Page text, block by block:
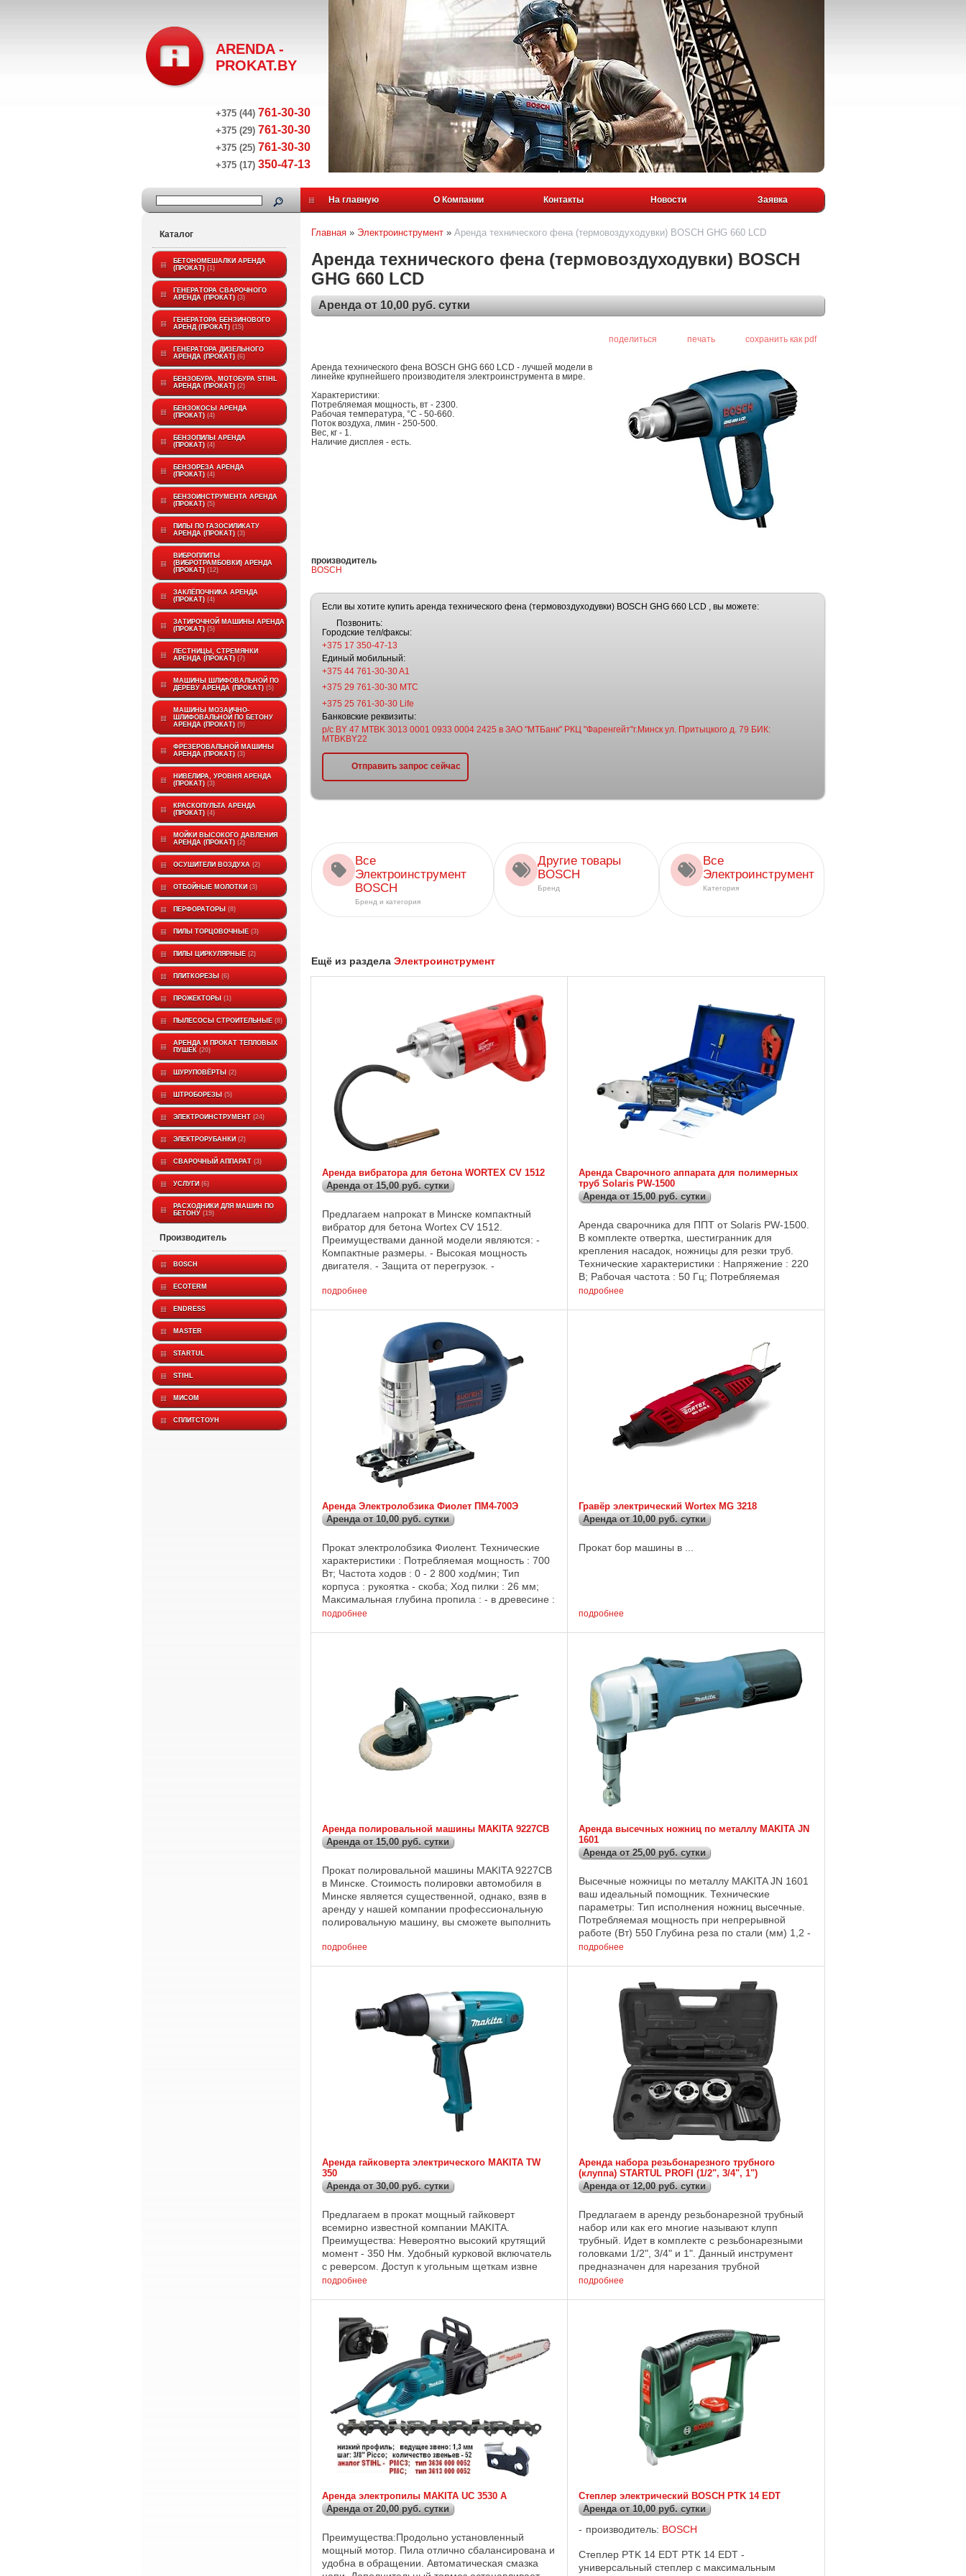
ARENDA -
PROKAT.BY
+375 (44) 761-30-30
+375 (29) 761-30-30
+375 (25) 761-30-30
+375 (17) 350-47-13
На главную О Компании Контакты Новости Заявка
Каталог
БЕТОНОМЕШАЛКИ АРЕНДА
(ПРОКАТ) 1
ГЕНЕРАТОРА СВАРОЧНОГО
АРЕНДА (ПРОКАТ) 3
ГЕНЕРАТОРА БЕНЗИНОВОГО
АРЕНД (ПРОКАТ) 15
ГЕНЕРАТОРА ДИЗЕЛЬНОГО
АРЕНДА (ПРОКАТ) 6
БЕНЗОБУРА, МОТОБУРА STIHL
АРЕНДА (ПРОКАТ) 2
БЕНЗОКОСЫ АРЕНДА
(ПРОКАТ) 4
БЕНЗОПИЛЫ АРЕНДА
(ПРОКАТ) 4
БЕНЗОРЕЗА АРЕНДА
(ПРОКАТ) 4
БЕНЗОИНСТРУМЕНТА АРЕНДА
(ПРОКАТ) 5
ПИЛЫ ПО ГАЗОСИЛИКАТУ
АРЕНДА (ПРОКАТ) 3
ВИБРОПЛИТЫ
(ВИБРОТРАМБОВКИ) АРЕНДА
(ПРОКАТ) 12
ЗАКЛЁПОЧНИКА АРЕНДА
(ПРОКАТ) 4
ЗАТИРОЧНОЙ МАШИНЫ АРЕНДА
(ПРОКАТ) 5
ЛЕСТНИЦЫ, СТРЕМЯНКИ
АРЕНДА (ПРОКАТ) 7
МАШИНЫ ШЛИФОВАЛЬНОЙ ПО
ДЕРЕВУ АРЕНДА (ПРОКАТ) 5
МАШИНЫ МОЗАИЧНО-
ШЛИФОВАЛЬНОЙ ПО БЕТОНУ
АРЕНДА (ПРОКАТ) 9
ФРЕЗЕРОВАЛЬНОЙ МАШИНЫ
АРЕНДА (ПРОКАТ) 3
НИВЕЛИРА, УРОВНЯ АРЕНДА
(ПРОКАТ) 3
КРАСКОПУЛЬТА АРЕНДА
(ПРОКАТ) 4
МОЙКИ ВЫСОКОГО ДАВЛЕНИЯ
АРЕНДА (ПРОКАТ) 2
ОСУШИТЕЛИ ВОЗДУХА 2
ОТБОЙНЫЕ МОЛОТКИ 3
ПЕРФОРАТОРЫ 8
ПИЛЫ ТОРЦОВОЧНЫЕ 3
ПИЛЫ ЦИРКУЛЯРНЫЕ 2
ПЛИТКОРЕЗЫ 6
ПРОЖЕКТОРЫ 1
ПЫЛЕСОСЫ СТРОИТЕЛЬНЫЕ 8
АРЕНДА И ПРОКАТ ТЕПЛОВЫХ
ПУШЕК 20
ШУРУПОВЁРТЫ 2
ШТРОБОРЕЗЫ 5
ЭЛЕКТРОИНСТРУМЕНТ 24
ЭЛЕКТРОРУБАНКИ 2
СВАРОЧНЫЙ АППАРАТ 3
УСЛУГИ 6
РАСХОДНИКИ ДЛЯ МАШИН ПО
БЕТОНУ 19
производитель
BOSCH
ECOTERM
ENDRESS
MASTER
STARTUL
STIHL
МИСОМ
СПЛИТСТОУН
Главная » Электроинструмент » Аренда технического фена (термовоздуходувки) BOSCH GHG 660 LCD
Аренда технического фена (термовоздуходувки) BOSCH
GHG 660 LCD
Аренда от 10,00 руб. сутки
поделиться печать сохранить как pdf
Аренда технического фена BOSCH GHG 660 LCD - лучшей модели в
линейке крупнейшего производителя электроинструмента в мире.
Характеристики:
Потребляемая мощность, вт - 2300.
Рабочая температура, °C - 50-660.
Поток воздуха, лмин - 250-500.
Вес, кг - 1.
Наличие дисплея - есть.
производитель
BOSCH
Если вы хотите купить аренда технического фена (термовоздуходувки) BOSCH GHG 660 LCD , вы можете:
Позвонить:
Городские тел/факсы:
+375 17 350-47-13
Единый мобильный:
+375 44 761-30-30 A1
+375 29 761-30-30 МТС
+375 25 761-30-30 Life
Банковские реквизиты:
р/с BY 47 MTBK 3013 0001 0933 0004 2425 в ЗАО "МТБанк" РКЦ "Фаренгейт"г.Минск ул. Притыцкого д. 79 БИК:
MTBKBY22
Отправить запрос сейчас
Все
Электроинструмент
BOSCH
Бренд и категория
Другие товары
BOSCH
Бренд
Все
Электроинструмент
Категория
Ещё из раздела Электроинструмент
Аренда вибратора для бетона WORTEX CV 1512
Аренда от 15,00 руб. сутки
Предлагаем напрокат в Минске компактный
вибратор для бетона Wortex CV 1512.
Преимуществами данной модели являются: -
Компактные размеры. - Высокая мощность
двигателя. - Защита от перегрузок. -
Данная ...
подробнее
Аренда Сварочного аппарата для полимерных
труб Solaris PW-1500
Аренда от 15,00 руб. сутки
Аренда сварочника для ППТ от Solaris PW-1500.
В комплекте отвертка, шестигранник для
крепления насадок, ножницы для резки труб.
Технические характеристики : Напряжение : 220
В; Рабочая частота : 50 Гц; Потребляемая
мощность : 1 500 Вт; Время нагрева ...
подробнее
Аренда Электролобзика Фиолет ПМ4-700Э
Аренда от 10,00 руб. сутки
Прокат электролобзика Фиолент. Технические
характеристики : Потребляемая мощность : 700
Вт; Частота ходов : 0 - 2 800 ход/мин; Тип
корпуса : рукоятка - скоба; Ход пилки : 26 мм;
Максимальная глубина пропила : - в древесине :
110 мм; - в алюминии : ...
подробнее
Гравёр электрический Wortex MG 3218
Аренда от 10,00 руб. сутки
Прокат бор машины в ...
подробнее
Аренда полировальной машины MAKITA 9227СВ
Аренда от 15,00 руб. сутки
Прокат полировальной машины MAKITA 9227CB
в Минске. Стоимость полировки автомобиля в
Минске является существенной, однако, взяв в
аренду у нашей компании профессиональную
полировальную машину, вы сможете выполнить
подробнее
Аренда высечных ножниц по металлу MAKITA JN
1601
Аренда от 25,00 руб. сутки
Высечные ножницы по металлу MAKITA JN 1601
ваш идеальный помощник. Технические
параметры: Тип исполнения ножниц высечные.
Потребляемая мощность при непрерывной
работе (Вт) 550 Глубина реза по стали (мм) 1,2 -
1,6 - 2,5 Глубина реза по алюминию (мм) ...
подробнее
Аренда гайковерта электрического MAKITA TW
350
Аренда от 30,00 руб. сутки
Предлагаем в прокат мощный гайковерт
всемирно известной компании MAKITA.
Преимущества: Невероятно высокий крутящий
момент - 350 Нм. Удобный курковой включатель
с реверсом. Доступ к угольным щеткам извне
облегчает техническое обслуживание. ...
подробнее
Аренда набора резьбонарезного трубного
(клуппа) STARTUL PROFI (1/2", 3/4", 1")
Аренда от 12,00 руб. сутки
Предлагаем в аренду резьбонарезной трубный
набор или как его многие называют клупп
трубный. Идет в комплекте с резьбонарезными
головками 1/2", 3/4" и 1". Данный инструмент
предназначен для нарезания трубной
конической резьбы ½" – 1" на различных ...
подробнее
Аренда электропилы MAKITA UC 3530 A
Аренда от 20,00 руб. сутки
Преимущества:Продольно установленный
мощный мотор. Пила отлично сбалансирована и
удобна в обращении. Автоматическая смазка
Степлер электрический BOSCH PTK 14 EDT
Аренда от 10,00 руб. сутки
производитель: BOSCH
Степлер PTK 14 EDT PTK 14 EDT -
универсальный степлер с максимальным